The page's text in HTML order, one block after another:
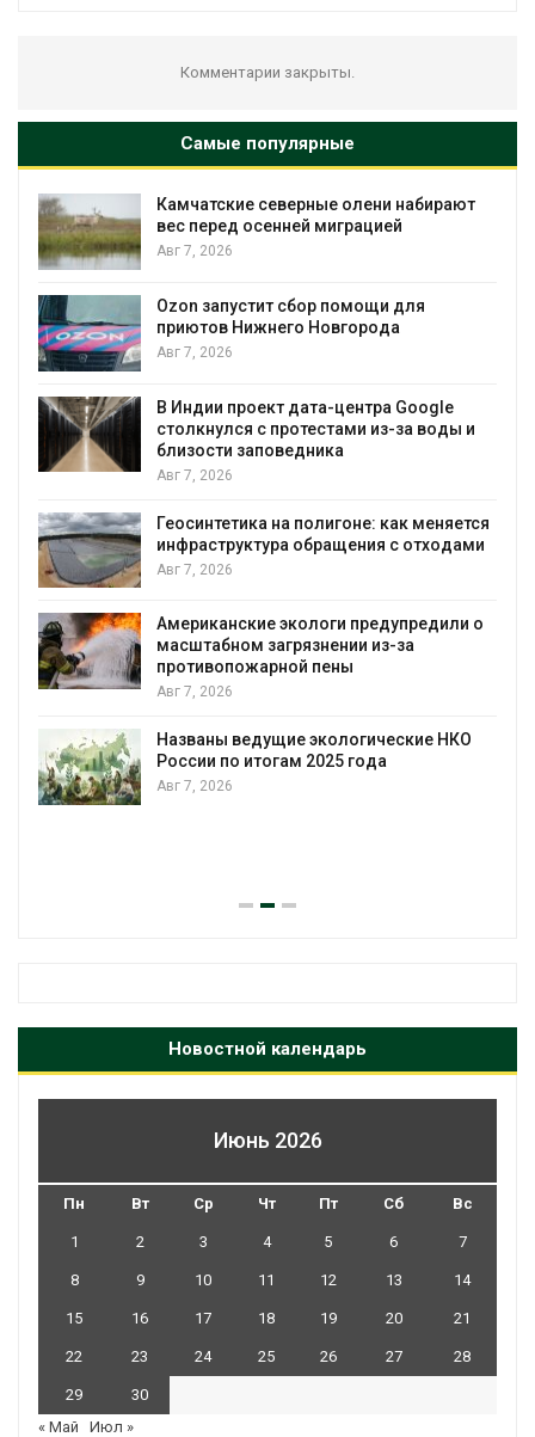
Комментарии закрыты.
Самые популярные
Камчатские северные олени набирают
вес перед осенней миграцией
Авг 7, 2026
Ozon запустит сбор помощи для
приютов Нижнего Новгорода
Авг 7, 2026
В Индии проект дата-центра Google
столкнулся с протестами из-за воды и
близости заповедника
Авг 7, 2026
Геосинтетика на полигоне: как меняется
инфраструктура обращения с отходами
Авг 7, 2026
Американские экологи предупредили о
масштабном загрязнении из-за
противопожарной пены
Авг 7, 2026
Названы ведущие экологические НКО
России по итогам 2025 года
Авг 7, 2026
Авг 7, 2026
Новостной календарь
Июнь 2026
Пн Вт Ср Чт Пт Сб Вс
1 2 3 4 5 6 7
8 9 10 11 12 13 14
15 16 17 18 19 20 21
22 23 24 25 26 27 28
29
30
« Май
Июл »